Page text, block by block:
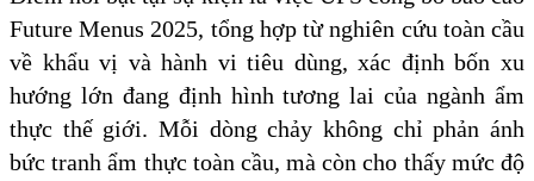
Future Menus 2025, tổng hợp từ nghiên cứu toàn cầu
về khẩu vị và hành vi tiêu dùng, xác định bốn xu
hướng lớn đang định hình tương lai của ngành ẩm
thực thế giới. Mỗi dòng chảy không chỉ phản ánh
bức tranh ẩm thực toàn cầu, mà còn cho thấy mức độ